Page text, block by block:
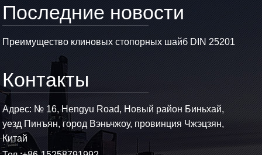
Последние новости
Преимущество клиновых стопорных шайб DIN 25201
Контакты
Адрес: № 16, Hengyu Road, Новый район Биньхай,
уезд Пинъян, город Вэньчжоу, провинция Чжэцзян,
Китай